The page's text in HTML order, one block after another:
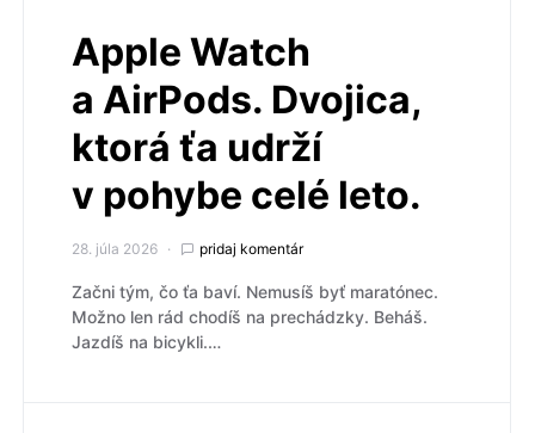
Apple Watch
a AirPods. Dvojica,
ktorá ťa udrží
v pohybe celé leto.
28. júla 2026 pridaj komentár
Začni tým, čo ťa baví. Nemusíš byť maratónec.
Možno len rád chodíš na prechádzky. Beháš.
Jazdíš na bicykli.…